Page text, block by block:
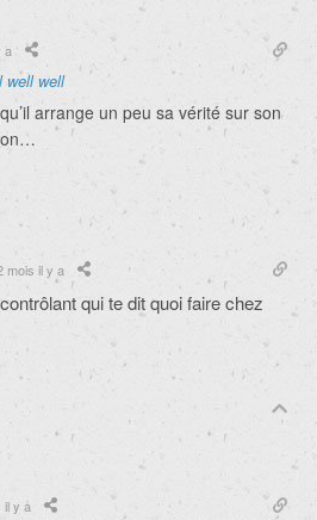
a
well well
arrange un peu sa vérité sur son
mois il y a
qui te dit quoi faire chez
il y a